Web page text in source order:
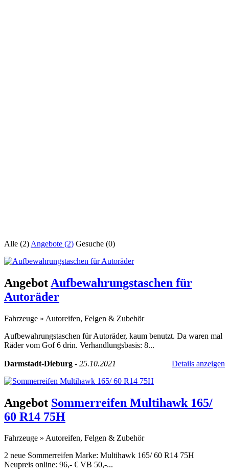
Alle (2) Angebote (2) Gesuche (0)
Angebot Aufbewahrungstaschen für
Autoräder
Fahrzeuge » Autoreifen, Felgen & Zubehör
Aufbewahrungstaschen für Autoräder, kaum benutzt. Da waren mal
Räder vom Gof 6 drin. Verhandlungsbasis: 8...
Darmstadt-Dieburg - 25.10.2021 Details anzeigen
Angebot Sommerreifen Multihawk 165/
60 R14 75H
Fahrzeuge » Autoreifen, Felgen & Zubehör
2 neue Sommerreifen Marke: Multihawk 165/ 60 R14 75H
Neupreis online: 96,- € VB 50,-...